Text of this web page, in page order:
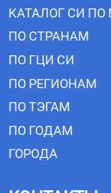
КАТАЛОГ СИ ПО
ПО СТРАНАМ
ПО ГЦИ СИ
ПО РЕГИОНАМ
ПО ТЭГАМ
ПО ГОДАМ
ГОРОДА